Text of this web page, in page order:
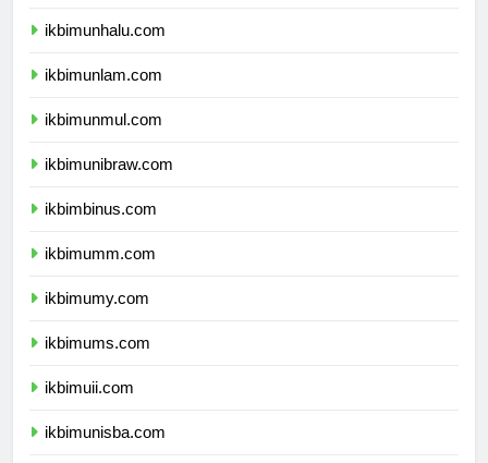
ikbimunhalu.com
ikbimunlam.com
ikbimunmul.com
ikbimunibraw.com
ikbimbinus.com
ikbimumm.com
ikbimumy.com
ikbimums.com
ikbimuii.com
ikbimunisba.com